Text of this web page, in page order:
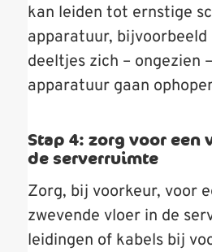
kan leiden tot ernstige
apparatuur,
deeltjes zich – ongezien
apparatuur gaan
Stap 4: zorg voor een
de serverruimte
Zorg, bij voorkeur, voor
zwevende vloer in de
leidingen of kabels bij